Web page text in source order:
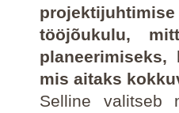
tööjõukulu,
planeerimiseks,
mis aitaks
Selline valitseb